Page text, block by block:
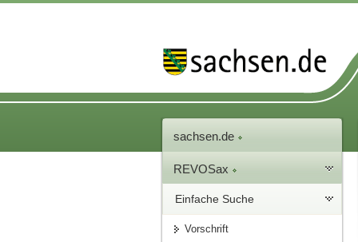
sachsen.de
REVOSax
Einfache Suche
Vorschrift